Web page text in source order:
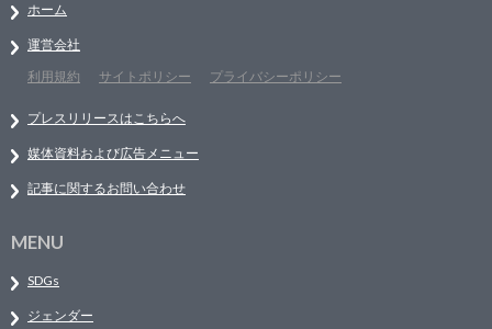
ホーム
運営会社
利用規約
サイトポリシー プライバシーポリシー
プレスリリースはこちらへ
媒体資料および広告メニュー
記事に関するお問い合わせ
MENU
SDGs
ジェンダー